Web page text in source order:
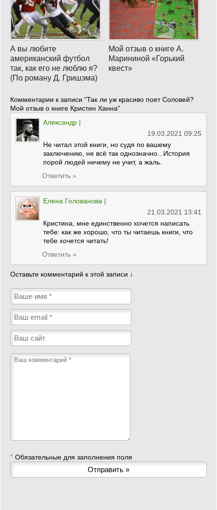
А вы любите
американский футбол
так, как его не люблю я?
(По роману Д. Гришэма)
Мой отзыв о книге А.
Марининой «Горький
квест»
Комментарии к записи "Так ли уж красиво поет Соловей?
Мой отзыв о книге Кристин Ханна"
Александр |
19.03.2021 09:25
Не читал этой книги, но судя по вашему
заключению, не всё так однозначно...История
порой людей ничему не учит, а жаль.
Ответить »
Елена Голованова |
21.03.2021 13:41
Кристина, мне единственно хочется написать
тебе: как же хорошо, что ты читаешь книги, что
тебе хочется читать!
Ответить »
Оставьте комментарий к этой записи ↓
* Обязательные для заполнения поля